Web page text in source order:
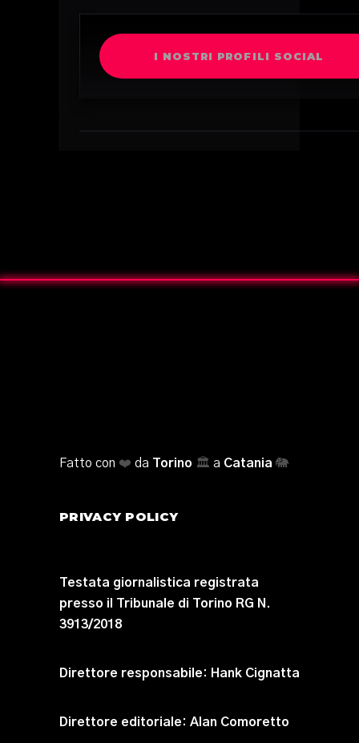
I NOSTRI PROFILI SOCIAL
Fatto con ❤️ da Torino 🏛️ a Catania 🐘
PRIVACY POLICY
Testata giornalistica registrata
presso il Tribunale di Torino RG N.
3913/2018
Direttore responsabile: Hank Cignatta
Direttore editoriale: Alan Comoretto